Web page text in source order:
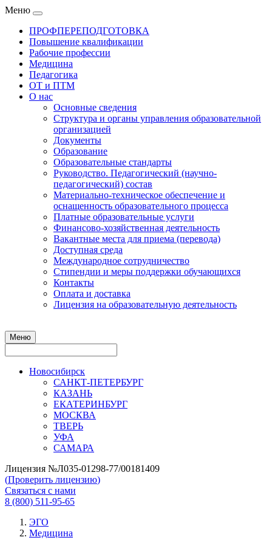
Меню
ПРОФПЕРЕПОДГОТОВКА
Повышение квалификации
Рабочие профессии
Медицина
Педагогика
ОТ и ПТМ
О нас
Основные сведения
Структура и органы управления образовательной
организацией
Документы
Образование
Образовательные стандарты
Руководство. Педагогический (научно-
педагогический) состав
Материально-техническое обеспечение и
оснащенность образовательного процесса
Платные образовательные услуги
Финансово-хозяйственная деятельность
Вакантные места для приема (перевода)
Доступная среда
Международное сотрудничество
Стипендии и меры поддержки обучающихся
Контакты
Оплата и доставка
Лицензия на образовательную деятельность
Меню
Новосибирск
САНКТ-ПЕТЕРБУРГ
КАЗАНЬ
ЕКАТЕРИНБУРГ
МОСКВА
ТВЕРЬ
УФА
САМАРА
Лицензия №Л035-01298-77/00181409
(Проверить лицензию)
Связаться с нами
8 (800) 511-95-65
ЭГО
Медицина